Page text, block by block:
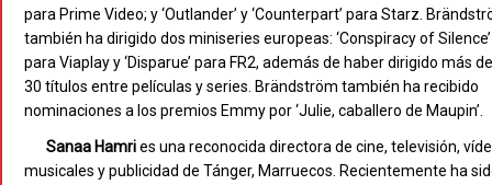
para Prime Video; y ‘Outlander’ y ‘Counterpart’ para Starz.
también ha dirigido dos miniseries europeas: ‘Conspiracy of Silence’
para Viaplay y ‘Disparue’ para FR2, además de haber dirigido más de
30 títulos entre películas y series. Brändström también ha recibido
nominaciones a los premios Emmy por ‘Julie, caballero de Maupin’.
Sanaa Hamries una reconocida directora de cine, televisión,
musicales y publicidad de Tánger, Marruecos. Recientemente ha